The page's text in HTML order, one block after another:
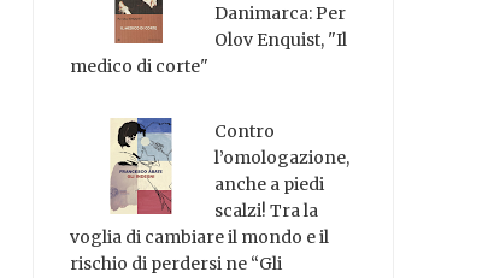
Danimarca: Per
Olov Enquist, "Il
medico di corte"
Contro
l’omologazione,
anche a piedi
scalzi! Tra la
voglia di cambiare il mondo e il
rischio di perdersi ne “Gli